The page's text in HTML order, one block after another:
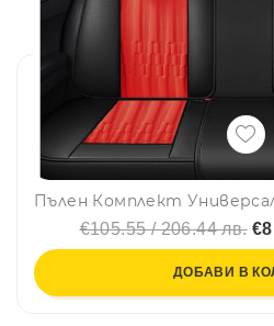
€105.55 / 206.44 лв.
ДОБАВИ В